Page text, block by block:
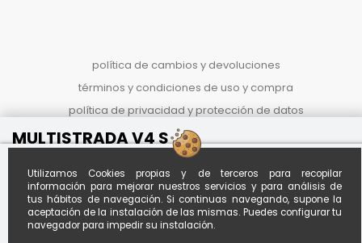
Utilizamos Cookies propias y de terceros para recopilar
información para mejorar nuestros servicios y para análisis de
tus hábitos de navegación. Si continuas navegando, supone la
aceptación de la instalación de las mismas. Puedes configurar tu
navegador para impedir su instalación.
política de cambios y devoluciones
términos y condiciones de uso y compra
política de privacidad y protección de datos
proceso de compra
politica de cookies
MULTISTRADA V4 S
Al contado
16.990 €
28.990 €
-12.000 €
Financiado desde *
183,30 € / mes
A72meses con entrada de
6.500,00 €
*Importe aproximado. Oferta no
vinculante sujeta a estudio.
Calcula tu
cuota